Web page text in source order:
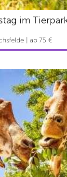
im
| ab 75 €